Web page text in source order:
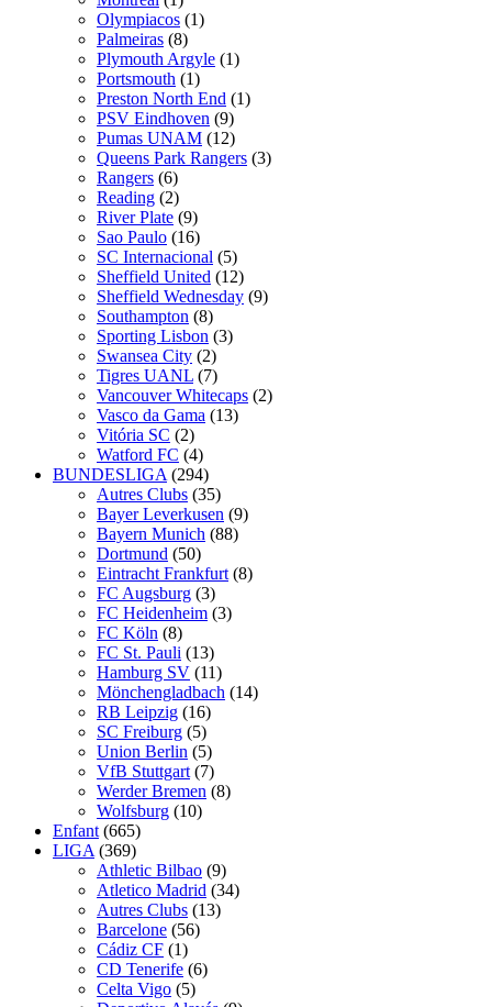
Olympiacos (1)
Palmeiras (8)
Plymouth Argyle (1)
Portsmouth (1)
Preston North End (1)
PSV Eindhoven (9)
Pumas UNAM (12)
Queens Park Rangers (3)
Rangers (6)
Reading (2)
River Plate (9)
Sao Paulo (16)
SC Internacional (5)
Sheffield United (12)
Sheffield Wednesday (9)
Southampton (8)
Sporting Lisbon (3)
Swansea City (2)
Tigres UANL (7)
Vancouver Whitecaps (2)
Vasco da Gama (13)
Vitória SC (2)
Watford FC (4)
BUNDESLIGA (294)
Autres Clubs (35)
Bayer Leverkusen (9)
Bayern Munich (88)
Dortmund (50)
Eintracht Frankfurt (8)
FC Augsburg (3)
FC Heidenheim (3)
FC Köln (8)
FC St. Pauli (13)
Hamburg SV (11)
Mönchengladbach (14)
RB Leipzig (16)
SC Freiburg (5)
Union Berlin (5)
VfB Stuttgart (7)
Werder Bremen (8)
Wolfsburg (10)
Enfant (665)
LIGA (369)
Athletic Bilbao (9)
Atletico Madrid (34)
Autres Clubs (13)
Barcelone (56)
Cádiz CF (1)
CD Tenerife (6)
Celta Vigo (5)